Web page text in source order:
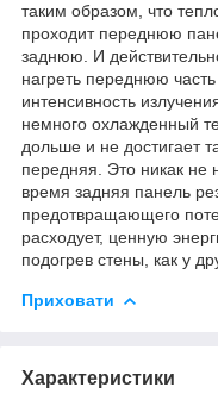
таким образом, что
проходит переднюю
заднюю. И
нагреть переднюю
интенсивность
немного охлажденный
дольше и не достигает
передняя. Это никак не
время задняя панель
предотвращающего
расходует, ценную
подогрев стены, как у
Приховати
Характеристики